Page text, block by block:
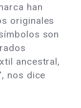
han
originales
son
ancestral,
nos dice